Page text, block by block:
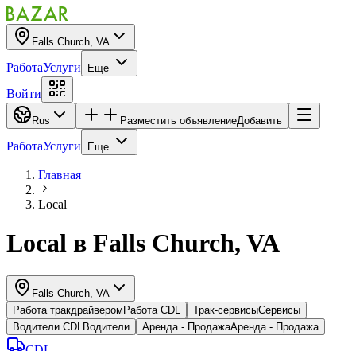
Falls Church, VA
РаботаУслуги Еще
Войти
Rus Разместить объявлениеДобавить
РаботаУслуги Еще
Главная
Local
Local в Falls Church, VA
Falls Church, VA
Работа тракдрайвером Работа CDL Трак-сервисыCервисы
Водители CDL Водители Аренда - ПродажаАренда - Продажа